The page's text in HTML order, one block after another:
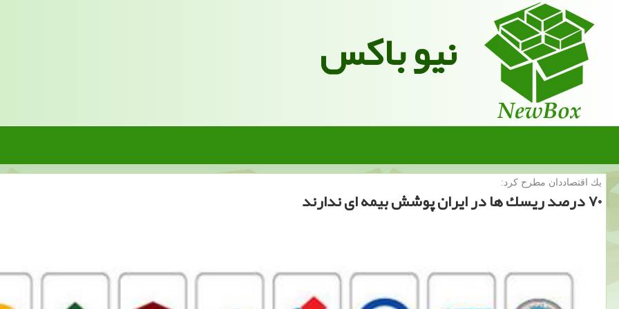
نیو باکس
یك اقتصاددان مطرح كرد:
۷۰ درصد ریسك ها در ایران پوشش بیمه ای ندارند